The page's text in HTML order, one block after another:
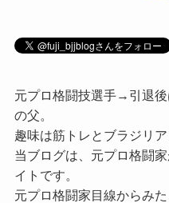
元プロ格闘技選手→引退
の父。
趣味は筋トレとブラジリア
当ブログは、元プロ格闘
イトです。
元プロ格闘家目線からみ